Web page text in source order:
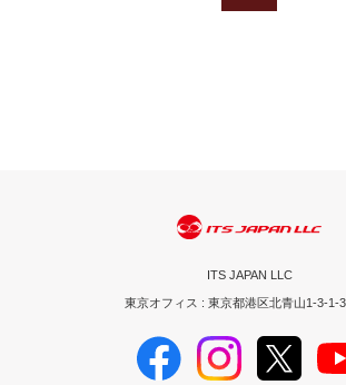
ITS JAPAN LLC
東京オフィス : 東京都港区北青山1-3-1-